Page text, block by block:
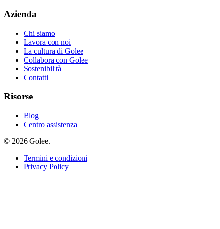
Azienda
Chi siamo
Lavora con noi
La cultura di Golee
Collabora con Golee
Sostenibilità
Contatti
Risorse
Blog
Centro assistenza
© 2026 Golee.
Termini e condizioni
Privacy Policy